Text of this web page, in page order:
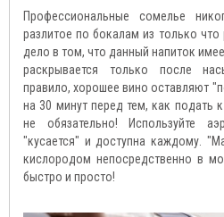
Профессиональные сомелье
разлитое по бокалам из только что
дело в том, что данный напиток
раскрывается только после
правило, хорошее вино оставляют
на 30 минут перед тем, как подать
не обязательно! Используйте
"кусается" и доступна каждому.
кислородом непосредственно в
быстро и просто!